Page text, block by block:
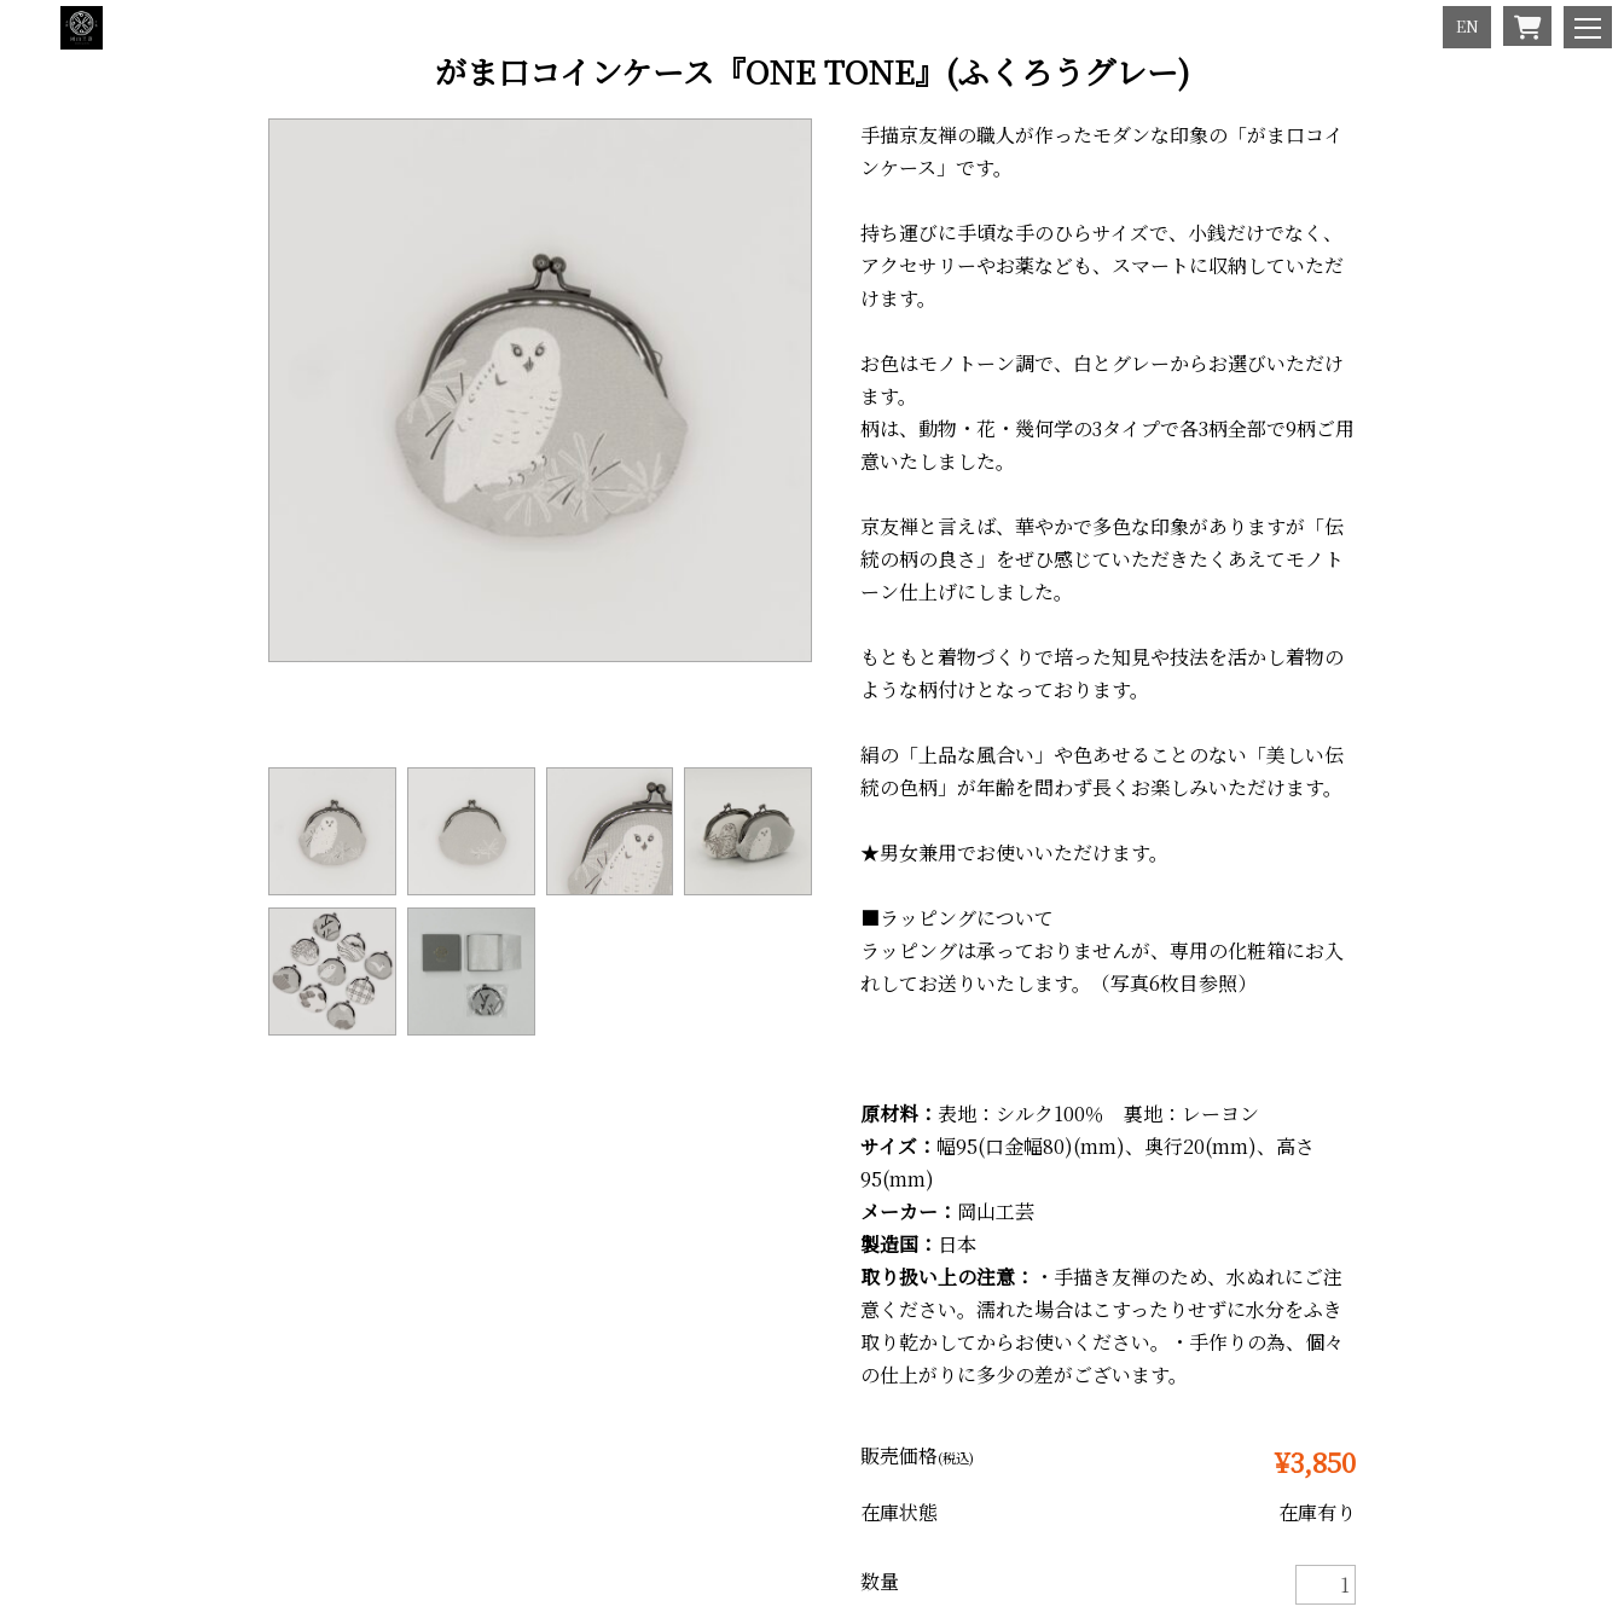
EN
がま口コインケース『ONE TONE』(ふくろうグレー)
手描京友禅の職人が作ったモダンな印象の「がま口コイ
ンケース」です。
持ち運びに手頃な手のひらサイズで、小銭だけでなく、
アクセサリーやお薬なども、スマートに収納していただ
けます。
お色はモノトーン調で、白とグレーからお選びいただけ
ます。
柄は、動物・花・幾何学の3タイプで各3柄全部で9柄ご用
意いたしました。
京友禅と言えば、華やかで多色な印象がありますが「伝
統の柄の良さ」をぜひ感じていただきたくあえてモノト
ーン仕上げにしました。
もともと着物づくりで培った知見や技法を活かし着物の
ような柄付けとなっております。
絹の「上品な風合い」や色あせることのない「美しい伝
統の色柄」が年齢を問わず長くお楽しみいただけます。
★男女兼用でお使いいただけます。
■ラッピングについて
ラッピングは承っておりませんが、専用の化粧箱にお入
れしてお送りいたします。（写真6枚目参照）
原材料： 表地：シルク100％ 裏地：レーヨン
サイズ： 幅95(口金幅80)(mm)、奥行20(mm)、高さ
95(mm)
メーカー： 岡山工芸
製造国： 日本
取り扱い上の注意： ・手描き友禅のため、水ぬれにご注
意ください。濡れた場合はこすったりせずに水分をふき
取り乾かしてからお使いください。・手作りの為、個々
の仕上がりに多少の差がございます。
販売価格(税込) ¥3,850
在庫状態 在庫有り
数量